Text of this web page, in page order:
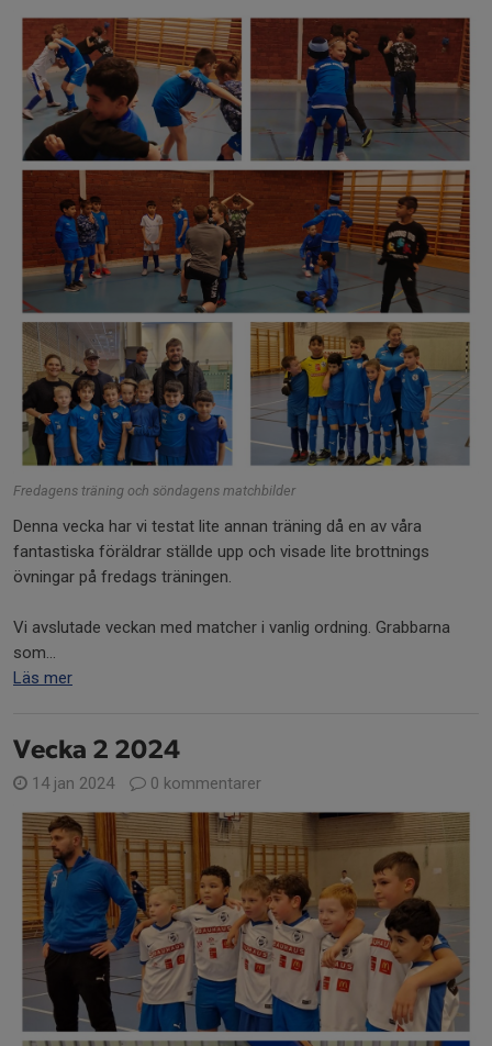
Fredagens träning och söndagens matchbilder
Denna vecka har vi testat lite annan träning då en av våra
fantastiska föräldrar ställde upp och visade lite brottnings
övningar på fredags träningen.
Vi avslutade veckan med matcher i vanlig ordning. Grabbarna
som...
Läs mer
Vecka 2 2024
14 jan 2024 0 kommentarer